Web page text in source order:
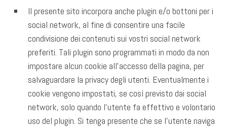
Il presente sito incorpora anche plugin e/o bottoni per i
social network, al fine di consentire una facile
condivisione dei contenuti sui vostri social network
preferiti. Tali plugin sono programmati in modo da non
impostare alcun cookie all’accesso della pagina, per
salvaguardare la privacy degli utenti. Eventualmente i
cookie vengono impostati, se così previsto dai social
network, solo quando l’utente fa effettivo e volontario
uso del plugin. Si tenga presente che se l’utente naviga